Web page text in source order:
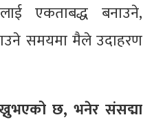
एकताबद्ध बनाउने,
समयमा मैले उदाहरण
छ, भनेर संसद्मा